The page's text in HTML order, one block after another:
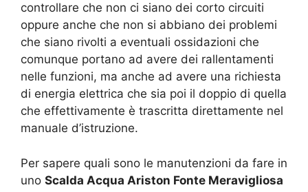
controllare che non ci siano dei corto circuiti
oppure anche che non si abbiano dei problemi
che siano rivolti a eventuali ossidazioni che
comunque portano ad avere dei rallentamenti
nelle funzioni, ma anche ad avere una richiesta
di energia elettrica che sia poi il doppio di quella
che effettivamente è trascritta direttamente nel
manuale d’istruzione.
Per sapere quali sono le manutenzioni da fare in
uno Scalda Acqua Ariston Fonte Meravigliosa